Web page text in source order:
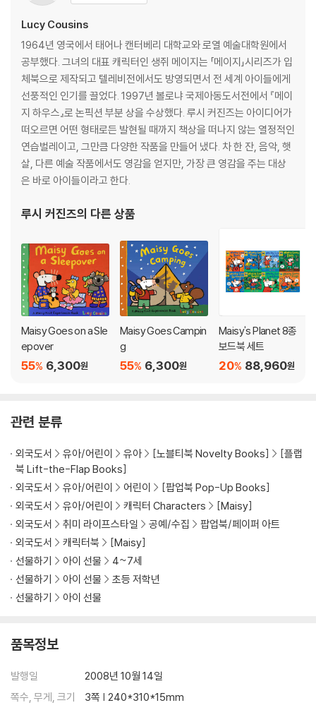
Lucy Cousins
1964년 영국에서 태어나 캔터베리 대학교와 로열 예술대학원에서
공부했다. 그녀의 대표 캐릭터인 생쥐 메이지는 「메이지」시리즈가 입
체북으로 제작되고 텔레비전에서도 방영되면서 전 세계 아이들에게
선풍적인 인기를 끌었다. 1997년 볼로냐 국제아동도서전에서 『메이
지 하우스』로 논픽션 부분 상을 수상했다. 루시 커진즈는 아이디어가
떠오르면 어떤 형태로든 발현될 때까지 책상을 떠나지 않는 열정적인
연습벌레이고, 그만큼 다양한 작품을 만들어 냈다. 차 한 잔, 음악, 햇
살, 다른 예술 작품에서도 영감을 얻지만, 가장 큰 영감을 주는 대상
은 바로 아이들이라고 한다.
루시 커진즈의 다른 상품
Maisy Goes on a Sle
epover
6,300원
55%
Maisy Goes Campin
g
6,300원
55%
Maisy's Planet 8종
보드북 세트
88,960원
20%
관련 분류
외국도서 유아/어린이 유아 [노블티북 Novelty Books]
[플랩
북 Lift-the-Flap Books]
외국도서
유아/어린이 어린이
[팝업북 Pop-Up Books]
외국도서
유아/어린이 캐릭터 Characters
[Maisy]
외국도서
취미 라이프스타일 공예/수집
팝업북/페이퍼 아트
외국도서
캐릭터북
[Maisy]
선물하기
아이 선물
4~7세
선물하기
아이 선물
초등 저학년
선물하기
아이 선물
품목정보
발행일
2008년 10월 14일
쪽수, 무게, 크기
3쪽 | 240*310*15mm